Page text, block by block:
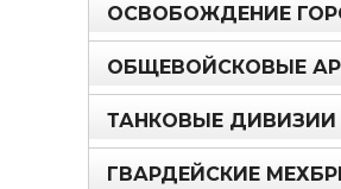
ОСВОБОЖДЕНИЕ
ОБЩЕВОЙСКОВЫЕ
ТАНКОВЫЕ ДИВИЗИИ
ГВАРДЕЙСКИЕ